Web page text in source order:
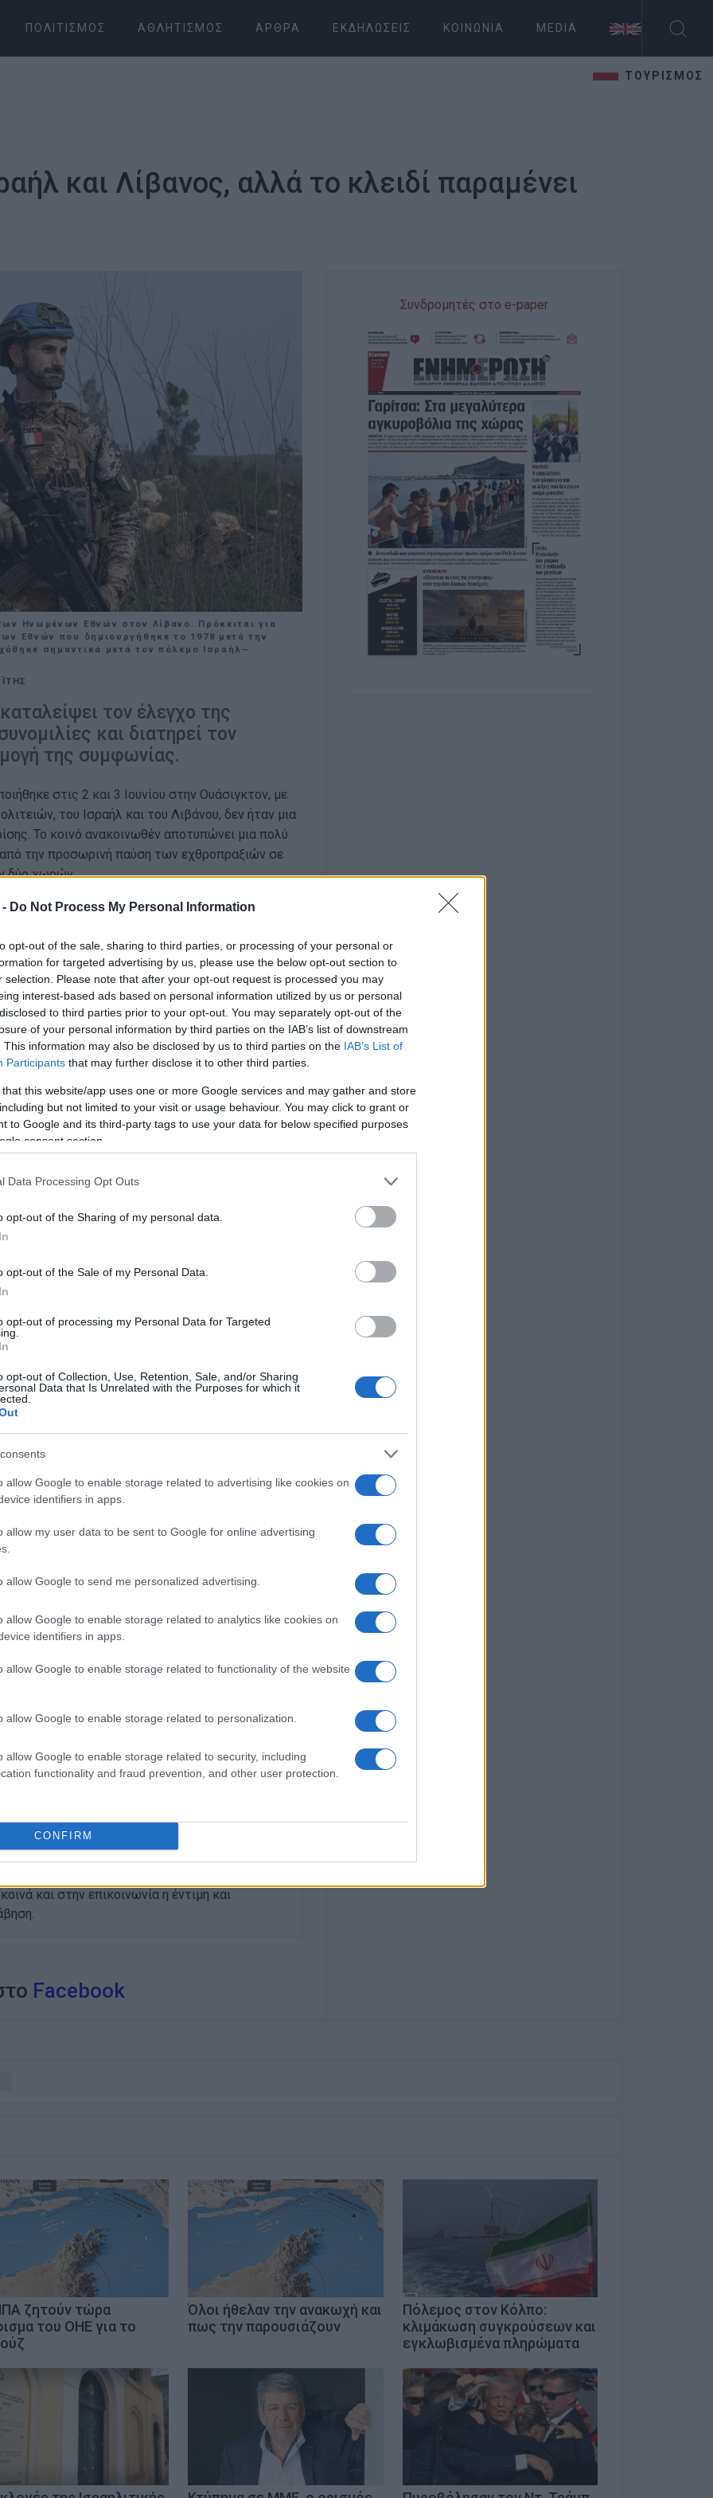
Do Not Process My Personal Information
opt-out of the sale, sharing to third parties, or processing of your personal or
for targeted advertising by us, please use the below opt-out section to
selection. Please note that after your opt-out request is processed you may
interest-based ads based on personal information utilized by us or personal
to third parties prior to your opt-out. You may separately opt-out of the
of your personal information by third parties on the IAB’s list of downstream
This information may also be disclosed by us to third parties on the IAB’s List of
Participants that may further disclose it to other third parties.
that this website/app uses one or more Google services and may gather and store
but not limited to your visit or usage behaviour. You may click to grant or
to Google and its third-party tags to use your data for below specified purposes
consent section.
Data Processing Opt Outs
opt-out of the Sharing of my personal data.
opt-out of the Sale of my Personal Data.
opt-out of processing my Personal Data for Targeted
opt-out of Collection, Use, Retention, Sale, and/or Sharing
Data that Is Unrelated with the Purposes for which it
allow Google to enable storage related to advertising like cookies on
identifiers in apps.
allow my user data to be sent to Google for online advertising
allow Google to send me personalized advertising.
allow Google to enable storage related to analytics like cookies on
identifiers in apps.
allow Google to enable storage related to functionality of the website
allow Google to enable storage related to personalization.
allow Google to enable storage related to security, including
functionality and fraud prevention, and other user protection.
CONFIRM
ΠΟΛΙΤΙΣΜΌΣ ΑΘΛΗΤΙΣΜΌΣ ΆΡΘΡΑ ΕΚΔΗΛΏΣΕΙΣ ΚΟΙΝΩΝΊΑ MEDIA
ΤΟΥΡΙΣΜΟΣ
και Λίβανος, αλλά το κλειδί παραμένει
Ηνωμένων Εθνών στον Λίβανο. Πρόκειται για
Εθνών που δημιουργήθηκε το 1978 μετά την
σημαντικά μετά τον πόλεμο Ισραήλ–
τον έλεγχο της
και διατηρεί τον
της συμφωνίας.
στις 2 και 3 Ιουνίου στην Ουάσιγκτον, με
του Ισραήλ και του Λιβάνου, δεν ήταν μια
Το κοινό ανακοινωθέν αποτυπώνει μια πολύ
την προσωρινή παύση των εχθροπραξιών σε
δύο χωρών.
εφαρμογή κατάπαυσης του πυρός με δύο
της Χεζμπολάχ και την απομάκρυνση των
Λιτάνι. Παράλληλα, συμφωνήθηκε η δημιουργία
ασφάλειας θα έχει ο λιβανικός
μεγάλη. Από τον πόλεμο του 2006 και την
Ασφαλείας του ΟΗΕ, η διεθνής κοινότητα
της Χεζμπολάχ από τον νότιο Λίβανο. Είκοσι
μια σταδιακή εφαρμογή αυτού ακριβώς του
Για πρώτη φορά μετά από μακρά περίοδο
άμεσων διαπραγματεύσεων για όλα τα
συμφωνία ούτε για αναγνώριση μεταξύ των δύο
εμπιστοσύνης» και «συνολικής συμφωνίας»
απλή διαχείριση των συνόρων.
τον ρόλο της Χεζμπολάχ. Το κείμενο της
Αναφέρεται ρητά στη διάλυση μη
της επανεμφάνισής τους. Οι Ηνωμένες
εμφανίζονται να συγκλίνουν στην ενίσχυση
νόμιμου φορέα άσκησης στρατιωτικής
στο Ιράν. Για την Ουάσιγκτον και το Τελ
επιρροής στην Ανατολική Μεσόγειο. Η
μόνο ως ζήτημα ασφάλειας για το
συσχετισμών δυνάμεων.
το βασικό ερώτημα: μπορεί η κυβέρνηση του
Η Χεζμπολάχ εξακολουθεί να διαθέτει
Χωρίς τη δική της αποδοχή ή χωρίς μια
εμπλέκεται και η Τεχεράνη, η εφαρμογή των
τέλος μιας σύγκρουσης αλλά ως η έναρξη μιας
και ο λιβανικός στρατός αποκτήσει
τη σημαντικότερη μεταβολή στην περιοχή μετά
ως ακόμη μία φιλόδοξη διπλωματική
συσχετισμούς ισχύος της Μέσης Ανατολής.
της Ενημέρωσης. Έχει σπουδάσει και
και ηλεκτρονικός. Δημοσιογραφεί από τις
1980. Έχει συνεργαστεί με σχεδόν όλες τις
Διετέλεσε πρόεδρος του Συνδέσμου Ημερησίων
τον οποίον υπηρέτησε και από τη θέση
δ.σ. επί οκτώ χρόνια. Πιστεύει πως η
και στην επικοινωνία η έντιμη και
Facebook
Συνδρομητές στο e-paper
ζητούν τώρα
του ΟΗΕ για το
Όλοι ήθελαν την ανακωχή και
πως την παρουσιάζουν
Πόλεμος στον Κόλπο:
κλιμάκωση συγκρούσεων και
εγκλωβισμένα πληρώματα